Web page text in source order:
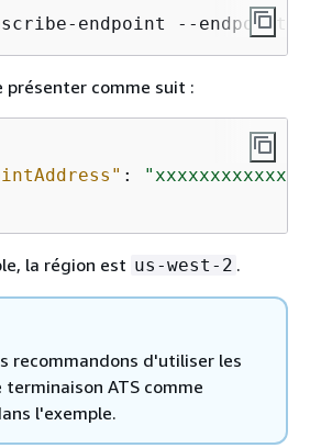
endpoint --endpoint-
présenter comme suit :
:
la région est us-west-2 .
recommandons d'utiliser les
terminaison ATS comme
l'exemple.